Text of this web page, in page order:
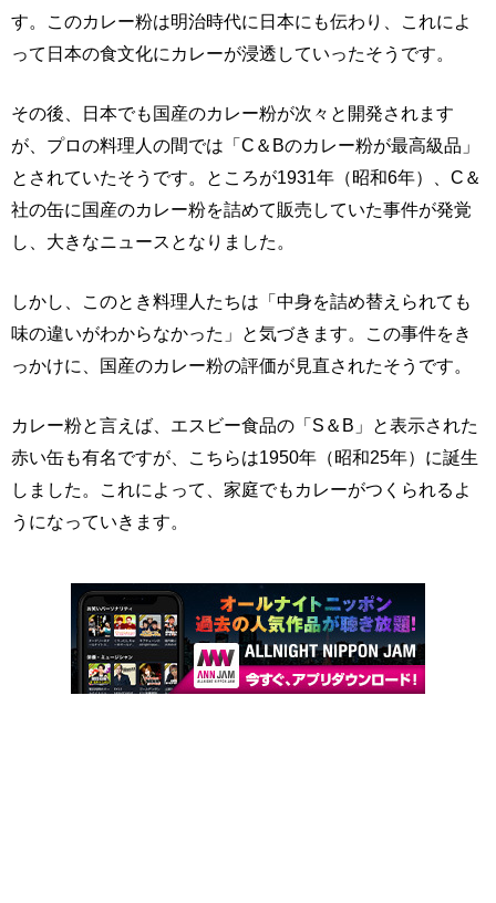
す。このカレー粉は明治時代に日本にも伝わり、これによ
って日本の食文化にカレーが浸透していったそうです。
その後、日本でも国産のカレー粉が次々と開発されます
が、プロの料理人の間では「C＆Bのカレー粉が最高級品」
とされていたそうです。ところが1931年（昭和6年）、C＆
社の缶に国産のカレー粉を詰めて販売していた事件が発覚
し、大きなニュースとなりました。
しかし、このとき料理人たちは「中身を詰め替えられても
味の違いがわからなかった」と気づきます。この事件をき
っかけに、国産のカレー粉の評価が見直されたそうです。
カレー粉と言えば、エスビー食品の「S＆B」と表示された
赤い缶も有名ですが、こちらは1950年（昭和25年）に誕生
しました。これによって、家庭でもカレーがつくられるよ
うになっていきます。